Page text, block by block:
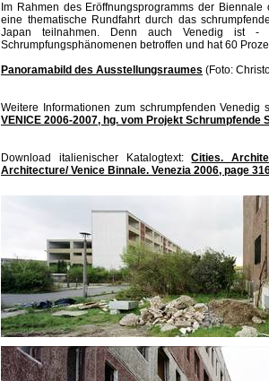
Im Rahmen des Eröffnungsprogramms der
eine thematische Rundfahrt durch das
Japan teilnahmen. Denn auch Venedig ist -
Schrumpfungsphänomenen betroffen und hat 60
Panoramabild des Ausstellungsraumes (Foto:
Weitere Informationen zum schrumpfenden
VENICE 2006-2007, hg. vom Projekt Schrumpfende
Download italienischer Katalogtext:Cities.
Architecture/ Venice Binnale. Venezia 2006, page